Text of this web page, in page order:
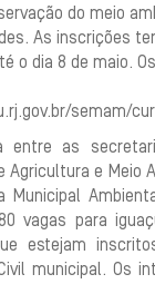
do meio
As inscrições
o dia 8 de maio.
semam/
entre as
Agricultura e Meio
Municipal
vagas para
estejam
municipal. Os